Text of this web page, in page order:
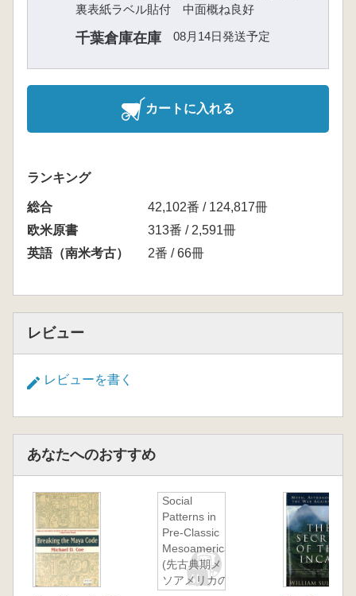
裏表紙ラベル貼付 中面概ね良好
千葉倉庫在庫 08月14日発送予定
カートに入れる
ランキング
総合
42,102番 / 124,817冊
欧米原書
313番 / 2,591冊
英語（南米考古）
2番 / 66冊
レビュー
レビューを書く
あなたへのおすすめ
Social
Patterns in
Pre-Classic
Mesoamerica
(先古典期メ
ソアメリカの